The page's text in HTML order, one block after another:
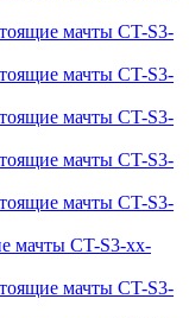
мачты CT-S3-
мачты CT-S3-
мачты CT-S3-
мачты CT-S3-
мачты CT-S3-
мачты CT-S3-xx-
мачты CT-S3-